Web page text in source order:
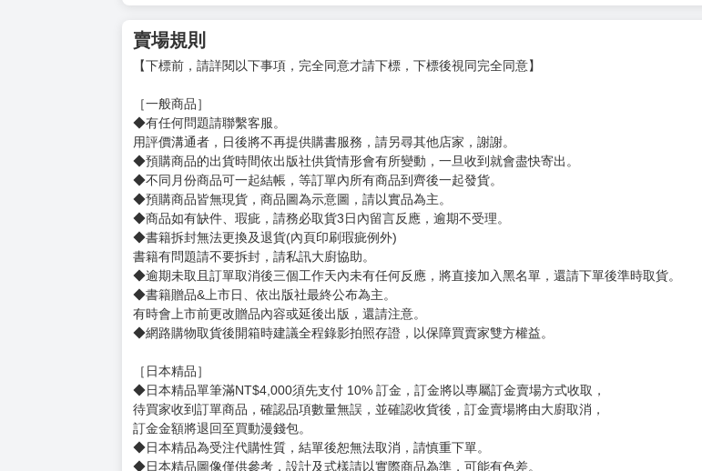
賣場規則
【下標前，請詳閱以下事項，完全同意才請下標，下標後視同完全同意】
［一般商品］
◆有任何問題請聯繫客服。
用評價溝通者，日後將不再提供購書服務，請另尋其他店家，謝謝。
◆預購商品的出貨時間依出版社供貨情形會有所變動，一旦收到就會盡快寄出。
◆不同月份商品可一起結帳，等訂單內所有商品到齊後一起發貨。
◆預購商品皆無現貨，商品圖為示意圖，請以實品為主。
◆商品如有缺件、瑕疵，請務必取貨3日內留言反應，逾期不受理。
◆書籍拆封無法更換及退貨(內頁印刷瑕疵例外)
書籍有問題請不要拆封，請私訊大廚協助。
◆逾期未取且訂單取消後三個工作天內未有任何反應，將直接加入黑名單，還請下單後準時取貨。
◆書籍贈品&上市日、依出版社最終公布為主。
有時會上市前更改贈品內容或延後出版，還請注意。
◆網路購物取貨後開箱時建議全程錄影拍照存證，以保障買賣家雙方權益。
［日本精品］
◆日本精品單筆滿NT$4,000須先支付 10% 訂金，訂金將以專屬訂金賣場方式收取，
待買家收到訂單商品，確認品項數量無誤，並確認收貨後，訂金賣場將由大廚取消，
訂金金額將退回至買動漫錢包。
◆日本精品為受注代購性質，結單後恕無法取消，請慎重下單。
◆日本精品圖像僅供參考，設計及式樣請以實際商品為準，可能有色差。